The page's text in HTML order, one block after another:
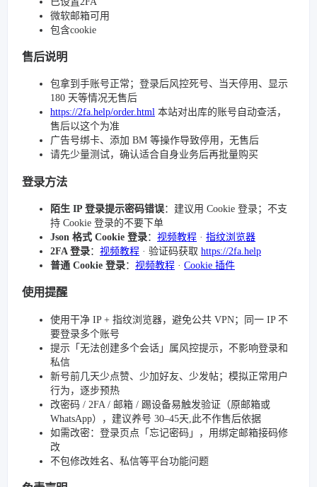
微软邮箱可用
包含cookie
售后说明
包拿到手账号正常；登录后风控死号、当天停用、显示
180 天等情况无售后
https://2fa.help/order.html 本站对出库的账号自动查活，
售后以这个为准
广告号绑卡、添加 BM 等操作导致停用，无售后
请先少量测试，确认适合自身业务后再批量购买
登录方法
陌生 IP 登录提示密码错误：建议用 Cookie 登录；不支
持 Cookie 登录的不要下单
Json 格式 Cookie 登录： 视频教程 · 指纹浏览器
2FA 登录： 视频教程 · 验证码获取 https://2fa.help
普通 Cookie 登录： 视频教程 · Cookie 插件
使用提醒
使用干净 IP + 指纹浏览器，避免公共 VPN；同一 IP 不
要登录多个账号
提示「无法创建多个会话」属风控提示，不影响登录和
私信
新号前几天少点赞、少加好友、少发帖；模拟正常用户
行为，逐步预热
改密码 / 2FA / 邮箱 / 踢设备易触发验证（原邮箱或
WhatsApp），建议养号 30–45天,此不作售后依据
如需改密：登录页点「忘记密码」，用绑定邮箱接码修
改
不包修改姓名、私信等平台功能问题